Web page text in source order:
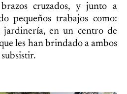
cruzados, y junto a
pequeños trabajos como:
jardinería, en un centro de
les han brindado a ambos